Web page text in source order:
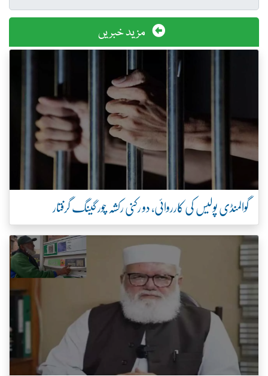
مزید خبریں
گوالمنڈی پولیس کی کارروائی، دو رکنی رکشہ چور گینگ گرفتار